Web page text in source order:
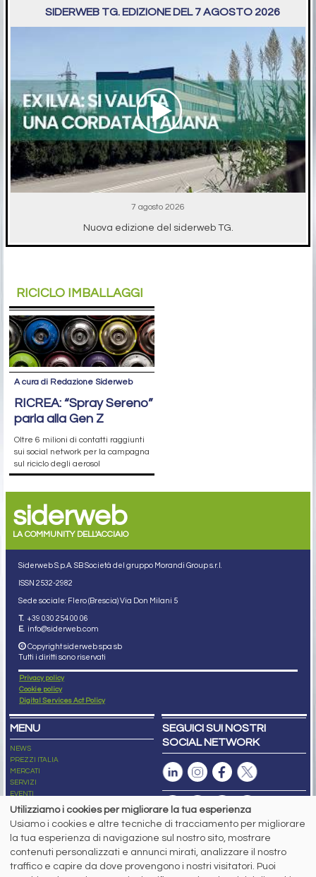
SIDERWEB TG. EDIZIONE DEL 7 AGOSTO 2026
7 agosto 2026
Nuova edizione del siderweb TG.
RICICLO IMBALLAGGI
A cura di Redazione Siderweb
RICREA: “Spray Sereno”
parla alla Gen Z
Oltre 6 milioni di contatti raggiunti
sui social network per la campagna
sul riciclo degli aerosol
siderweb
LA COMMUNITY DELL'ACCIAIO
Siderweb S.p.A. SB Società del gruppo Morandi Group s.r.l.
ISSN 2532-2982
Sede sociale: Flero (Brescia) Via Don Milani 5
T. +39 030 254 00 06
E. info@siderweb.com
Copyright siderweb spa sb
Tutti i diritti sono riservati
Privacy policy
Cookie policy
Digital Services Act Policy
MENU
NEWS
PREZZI ITALIA
MERCATI
SERVIZI
EVENTI
ABBONAMENTI
NEWSLETTER
SEGUICI SUI NOSTRI
SOCIAL NETWORK
Capitale Sociale: 190.000€ interamente versato
Registro delle Imprese di Brescia
Codice Fiscale e Partita I.V.A.:IT03562320170
Utilizziamo i cookies per migliorare la tua esperienza
Usiamo i cookies e altre tecniche di tracciamento per migliorare
la tua esperienza di navigazione sul nostro sito, mostrare
contenuti personalizzati e annunci mirati, analizzare il nostro
traffico e capire da dove provengono i nostri visitatori. Puoi